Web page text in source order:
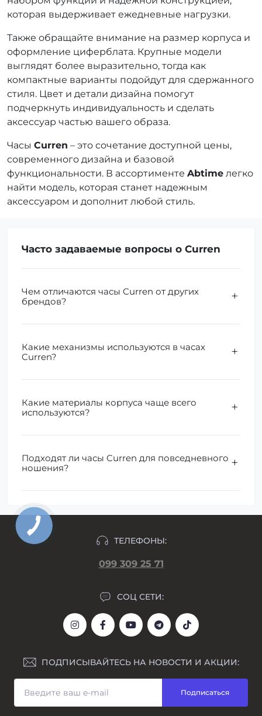
которая выдерживает ежедневные нагрузки.
Также обращайте внимание на размер корпуса и
оформление циферблата. Крупные модели
выглядят более выразительно, тогда как
компактные варианты подойдут для сдержанного
стиля. Цвет и детали дизайна помогут
подчеркнуть индивидуальность и сделать
аксессуар частью вашего образа.
Часы Curren – это сочетание доступной цены,
современного дизайна и базовой
функциональности. В ассортименте Abtime легко
найти модель, которая станет надежным
аксессуаром и дополнит любой стиль.
Часто задаваемые вопросы о Curren
Чем отличаются часы Curren от других
брендов?
Какие механизмы используются в часах
Curren?
Какие материалы корпуса чаще всего
используются?
Подходят ли часы Curren для повседневного
ношения?
ТЕЛЕФОНЫ:
099 309 25 71
СОЦ СЕТИ:
ПОДПИСЫВАЙТЕСЬ НА НОВОСТИ И АКЦИИ:
Подписаться